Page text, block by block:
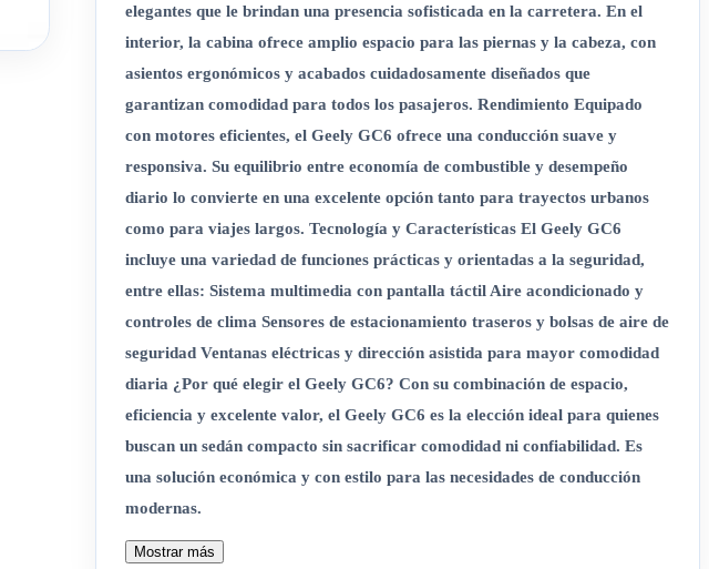
elegantes que le brindan una presencia sofisticada en la carretera. En el
interior, la cabina ofrece amplio espacio para las piernas y la cabeza, con
asientos ergonómicos y acabados cuidadosamente diseñados que
garantizan comodidad para todos los pasajeros. Rendimiento Equipado
con motores eficientes, el Geely GC6 ofrece una conducción suave y
responsiva. Su equilibrio entre economía de combustible y desempeño
diario lo convierte en una excelente opción tanto para trayectos urbanos
como para viajes largos. Tecnología y Características El Geely GC6
incluye una variedad de funciones prácticas y orientadas a la seguridad,
entre ellas: Sistema multimedia con pantalla táctil Aire acondicionado y
controles de clima Sensores de estacionamiento traseros y bolsas de aire de
seguridad Ventanas eléctricas y dirección asistida para mayor comodidad
diaria ¿Por qué elegir el Geely GC6? Con su combinación de espacio,
eficiencia y excelente valor, el Geely GC6 es la elección ideal para quienes
buscan un sedán compacto sin sacrificar comodidad ni confiabilidad. Es
una solución económica y con estilo para las necesidades de conducción
modernas.
Mostrar más